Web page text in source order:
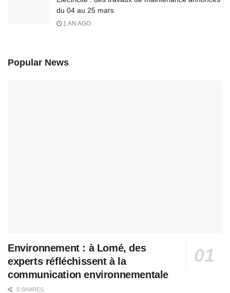
du 04 au 25 mars
1 AN AGO
Popular News
Environnement : à Lomé, des
experts réfléchissent à la
communication environnementale
0 SHARES